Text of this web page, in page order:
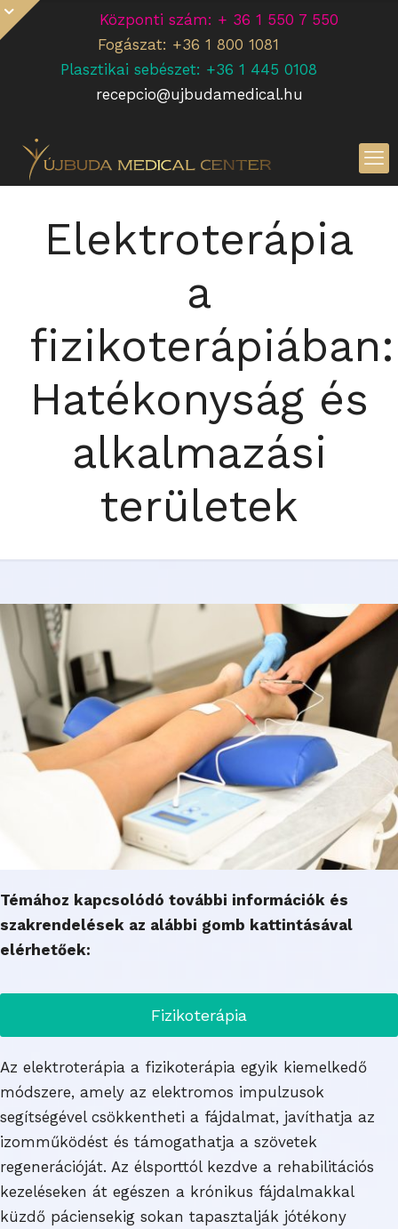
Központi szám: + 36 1 550 7 550
Fogászat: +36 1 800 1081
Plasztikai sebészet: +36 1 445 0108
recepcio@ujbudamedical.hu
Elektroterápia
a
fizikoterápiában:
Hatékonyság és
alkalmazási
területek
Témához kapcsolódó további információk és
szakrendelések az alábbi gomb kattintásával
elérhetőek:
Fizikoterápia
Az elektroterápia a fizikoterápia egyik kiemelkedő
módszere, amely az elektromos impulzusok
segítségével csökkentheti a fájdalmat, javíthatja az
izomműködést és támogathatja a szövetek
regenerációját. Az élsporttól kezdve a rehabilitációs
kezeléseken át egészen a krónikus fájdalmakkal
küzdő páciensekig sokan tapasztalják jótékony